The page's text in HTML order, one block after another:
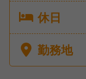
休日
勤務地